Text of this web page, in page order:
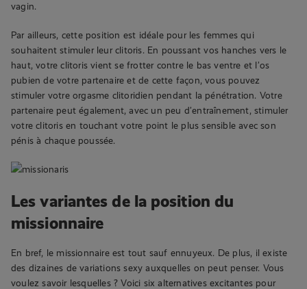
vagin.
Par ailleurs, cette position est idéale pour les femmes qui
souhaitent stimuler leur clitoris. En poussant vos hanches vers le
haut, votre clitoris vient se frotter contre le bas ventre et l’os
pubien de votre partenaire et de cette façon, vous pouvez
stimuler votre orgasme clitoridien pendant la pénétration. Votre
partenaire peut également, avec un peu d’entraînement, stimuler
votre clitoris en touchant votre point le plus sensible avec son
pénis à chaque poussée.
Les variantes de la position du
missionnaire
En bref, le missionnaire est tout sauf ennuyeux. De plus, il existe
des dizaines de variations sexy auxquelles on peut penser. Vous
voulez savoir lesquelles ? Voici six alternatives excitantes pour